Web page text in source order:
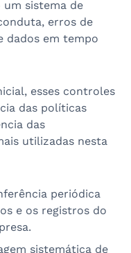
um sistema de
erros de
dados em tempo
esses controles
das políticas
das
utilizadas nesta
periódica
e os registros do
sistemática de